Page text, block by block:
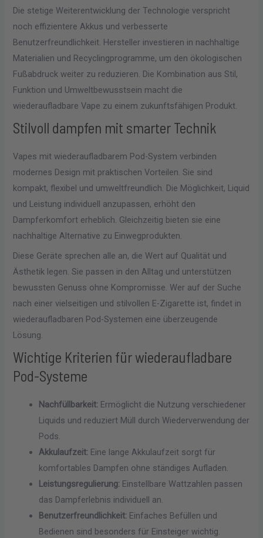
Die stetige Weiterentwicklung der Technologie verspricht
noch effizientere Akkus und verbesserte
Benutzerfreundlichkeit. Hersteller investieren in nachhaltige
Materialien und Recyclingprogramme, um den ökologischen
Fußabdruck weiter zu reduzieren. Die Kombination aus Stil,
Funktion und Umweltbewusstsein macht die
wiederaufladbare Vape zu einem zukunftsfähigen Produkt.
Stilvoll dampfen mit smarter Technik
Vapes mit wiederaufladbarem Pod-System verbinden
modernes Design mit praktischen Vorteilen. Sie sind
kompakt, flexibel und umweltfreundlich. Die Möglichkeit, Liquid
und Leistung individuell anzupassen, erhöht den
Dampferkomfort erheblich. Gleichzeitig bieten sie eine
nachhaltige Alternative zu Einwegprodukten.
Diese Geräte sprechen alle an, die Wert auf Qualität und
Ästhetik legen. Sie passen in den Alltag und unterstützen
bewussten Genuss ohne Kompromisse. Wer auf der Suche
nach einer vielseitigen und stilvollen E-Zigarette ist, findet in
wiederaufladbaren Pod-Systemen eine überzeugende
Lösung.
Wichtige Kriterien für wiederaufladbare
Pod-Systeme
Nachfüllbarkeit: Ermöglicht die Nutzung verschiedener
Liquids und reduziert Müll durch Wiederverwendung der
Pods.
Akkulaufzeit: Eine lange Akkulaufzeit sorgt für
komfortables Dampfen ohne ständiges Aufladen.
Leistungsregulierung: Einstellbare Wattzahlen passen
das Dampferlebnis individuell an.
Benutzerfreundlichkeit: Einfaches Befüllen und
Bedienen sind besonders für Einsteiger wichtig.